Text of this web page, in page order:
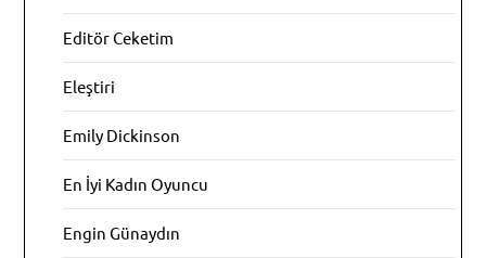
Editör Ceketim
Eleştiri
Emily Dickinson
En İyi Kadın Oyuncu
Engin Günaydın